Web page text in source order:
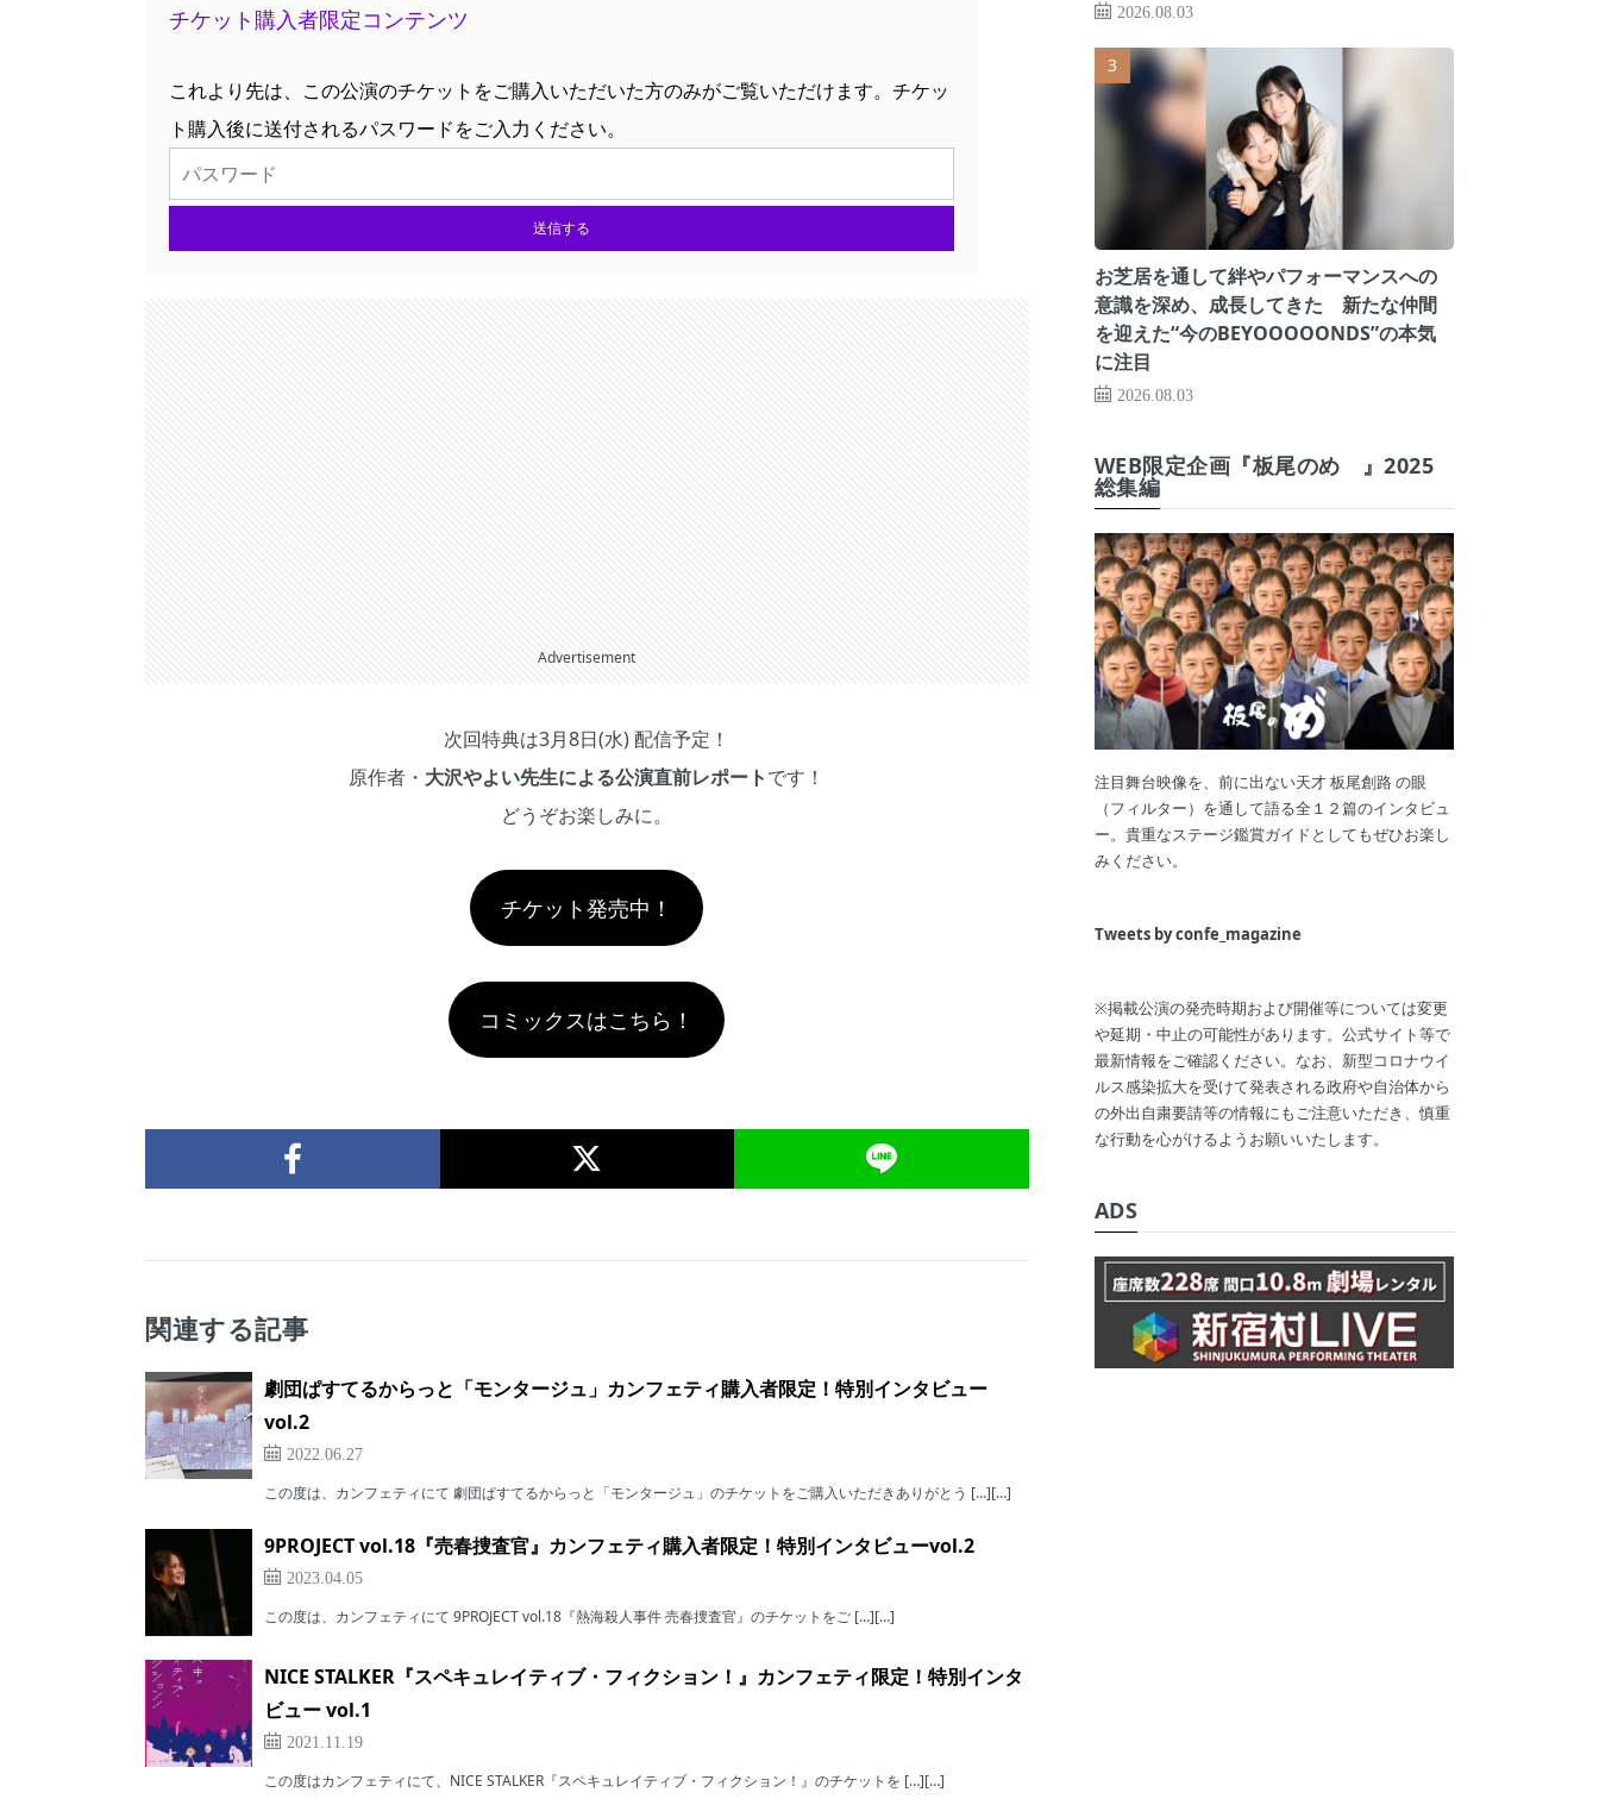
チケット購入者限定コンテンツ
これより先は、この公演のチケットをご購入いただいた方のみがご覧いただけます。チケッ
ト購入後に送付されるパスワードをご入力ください。
送信する
Advertisement
次回特典は3月8日(水) 配信予定！
原作者・ 大沢やよい先生による公演直前レポートです！
どうぞお楽しみに。
チケット発売中！
コミックスはこちら！
関連する記事
劇団ぱすてるからっと「モンタージュ」カンフェティ購入者限定！特別インタビュー
vol.2
2022.06.27
この度は、カンフェティにて 劇団ぱすてるからっと「モンタージュ」のチケットをご購入いただきありがとう […][…]
9PROJECT vol.18『売春捜査官』カンフェティ購入者限定！特別インタビューvol.2
2023.04.05
この度は、カンフェティにて 9PROJECT vol.18『熱海殺人事件 売春捜査官』のチケットをご […][…]
NICE STALKER『スペキュレイティブ・フィクション！』カンフェティ限定！特別インタ
ビュー vol.1
2021.11.19
この度はカンフェティにて、NICE STALKER『スペキュレイティブ・フィクション！』のチケットを […][…]
2026.08.03
お芝居を通して絆やパフォーマンスへの
意識を深め、成長してきた 新たな仲間
を迎えた“今のBEYOOOOONDS”の本気
に注目
2026.08.03
WEB限定企画『板尾のめ゙』2025
総集編
注目舞台映像を、前に出ない天才 板尾創路 の眼
（フィルター）を通して語る全１２篇のインタビュ
ー。貴重なステージ鑑賞ガイドとしてもぜひお楽し
みください。
Tweets by confe_magazine
※掲載公演の発売時期および開催等については変更
や延期・中止の可能性があります。公式サイト等で
最新情報をご確認ください。なお、新型コロナウイ
ルス感染拡大を受けて発表される政府や自治体から
の外出自粛要請等の情報にもご注意いただき、慎重
な行動を心がけるようお願いいたします。
ADS